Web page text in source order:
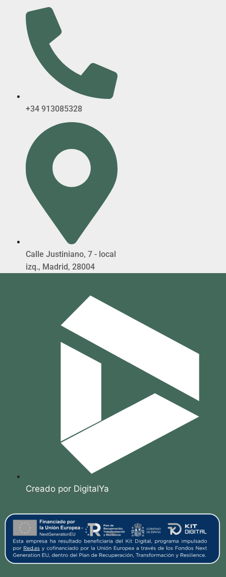
+34 913085328
Calle Justiniano, 7 - local
izq., Madrid, 28004
Creado por DigitalYa